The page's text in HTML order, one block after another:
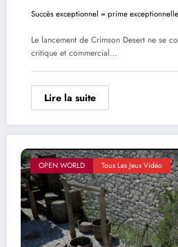
Succès exceptionnel = prime exceptionnelle
Le lancement de Crimson Desert ne se
critique et commercial…
Lire la suite
OPEN WORLD Tous Les Jeux Vidéo